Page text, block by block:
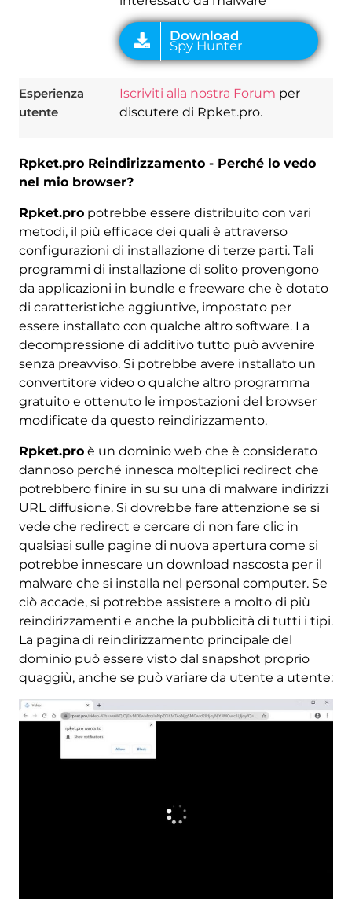
Esperienza
utente
Iscriviti alla nostra Forum per
discutere di Rpket.pro.
Rpket.pro Reindirizzamento - Perché lo vedo
nel mio browser?
Rpket.propotrebbe essere distribuito con vari
metodi, il più efficace dei quali è attraverso
configurazioni di installazione di terze parti. Tali
programmi di installazione di solito provengono
da applicazioni in bundle e freeware che è dotato
di caratteristiche aggiuntive, impostato per
essere installato con qualche altro software. La
decompressione di additivo tutto può avvenire
senza preavviso. Si potrebbe avere installato un
convertitore video o qualche altro programma
gratuito e ottenuto le impostazioni del browser
modificate da questo reindirizzamento.
Rpket.proè un dominio web che è considerato
dannoso perché innesca molteplici redirect che
potrebbero finire in su su una di malware indirizzi
URL diffusione. Si dovrebbe fare attenzione se si
vede che redirect e cercare di non fare clic in
qualsiasi sulle pagine di nuova apertura come si
potrebbe innescare un download nascosta per il
malware che si installa nel personal computer. Se
ciò accade, si potrebbe assistere a molto di più
reindirizzamenti e anche la pubblicità di tutti i tipi.
La pagina di reindirizzamento principale del
dominio può essere visto dal snapshot proprio
quaggiù, anche se può variare da utente a utente: